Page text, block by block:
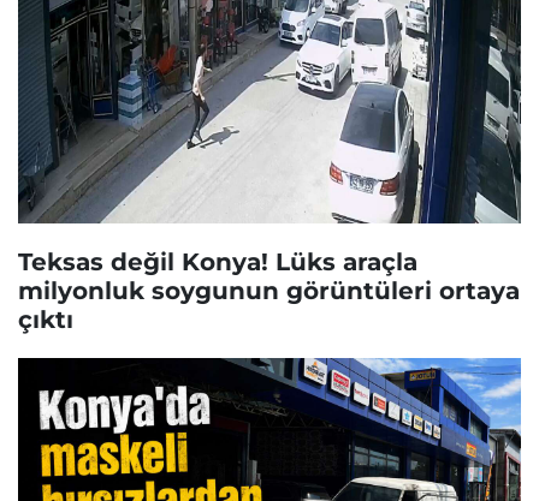
Teksas değil Konya! Lüks araçla
milyonluk soygunun görüntüleri ortaya
çıktı